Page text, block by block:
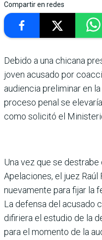
Compartir en redes
Debido a una chicana
joven acusado por
audiencia preliminar en
proceso penal se
como solicitó el
Una vez que se
Apelaciones, el juez
nuevamente para fijar la
La defensa del acusado
difiriera el estudio de la
para el momento de la